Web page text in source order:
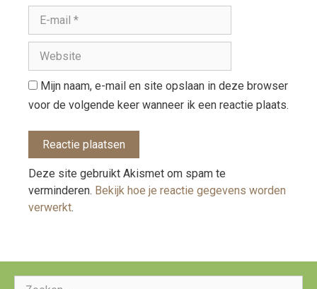
Mijn naam, e-mail en site opslaan in deze browser
voor de volgende keer wanneer ik een reactie plaats.
Deze site gebruikt Akismet om spam te
verminderen. Bekijk hoe je reactie gegevens worden
verwerkt.